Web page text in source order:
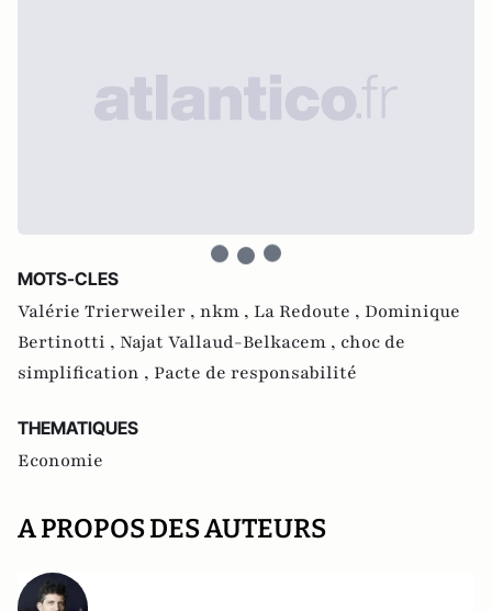
MOTS-CLES
Valérie Trierweiler , nkm , La Redoute , Dominique
Bertinotti , Najat Vallaud-Belkacem , choc de
simplification , Pacte de responsabilité
THEMATIQUES
Economie
A PROPOS DES AUTEURS